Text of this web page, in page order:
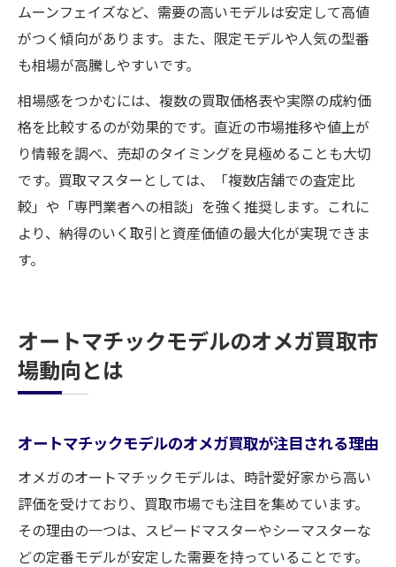
ムーンフェイズなど、需要の高いモデルは安定して高値
がつく傾向があります。また、限定モデルや人気の型番
も相場が高騰しやすいです。
相場感をつかむには、複数の買取価格表や実際の成約価
格を比較するのが効果的です。直近の市場推移や値上が
り情報を調べ、売却のタイミングを見極めることも大切
です。買取マスターとしては、「複数店舗での査定比
較」や「専門業者への相談」を強く推奨します。これに
より、納得のいく取引と資産価値の最大化が実現できま
す。
オートマチックモデルのオメガ買取市
場動向とは
オートマチックモデルのオメガ買取が注目される理由
オメガのオートマチックモデルは、時計愛好家から高い
評価を受けており、買取市場でも注目を集めています。
その理由の一つは、スピードマスターやシーマスターな
どの定番モデルが安定した需要を持っていることです。